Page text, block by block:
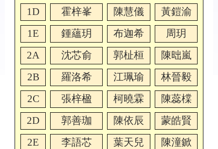
1D
霍梓峯 陳慧儀
黃鎧渝
1E
鍾蘊玥 布迦希
周玥
2A
沈芯俞 郭杫桓
陳昢嵐
2B
羅洛希 江珮瑜
林晉毅
2C
張梓楹 柯曉霖
陳蕊橖
2D
郭善珈 陳依辰
蒙皓賢
2E
李語芯 葉天兒
陳潼鍁